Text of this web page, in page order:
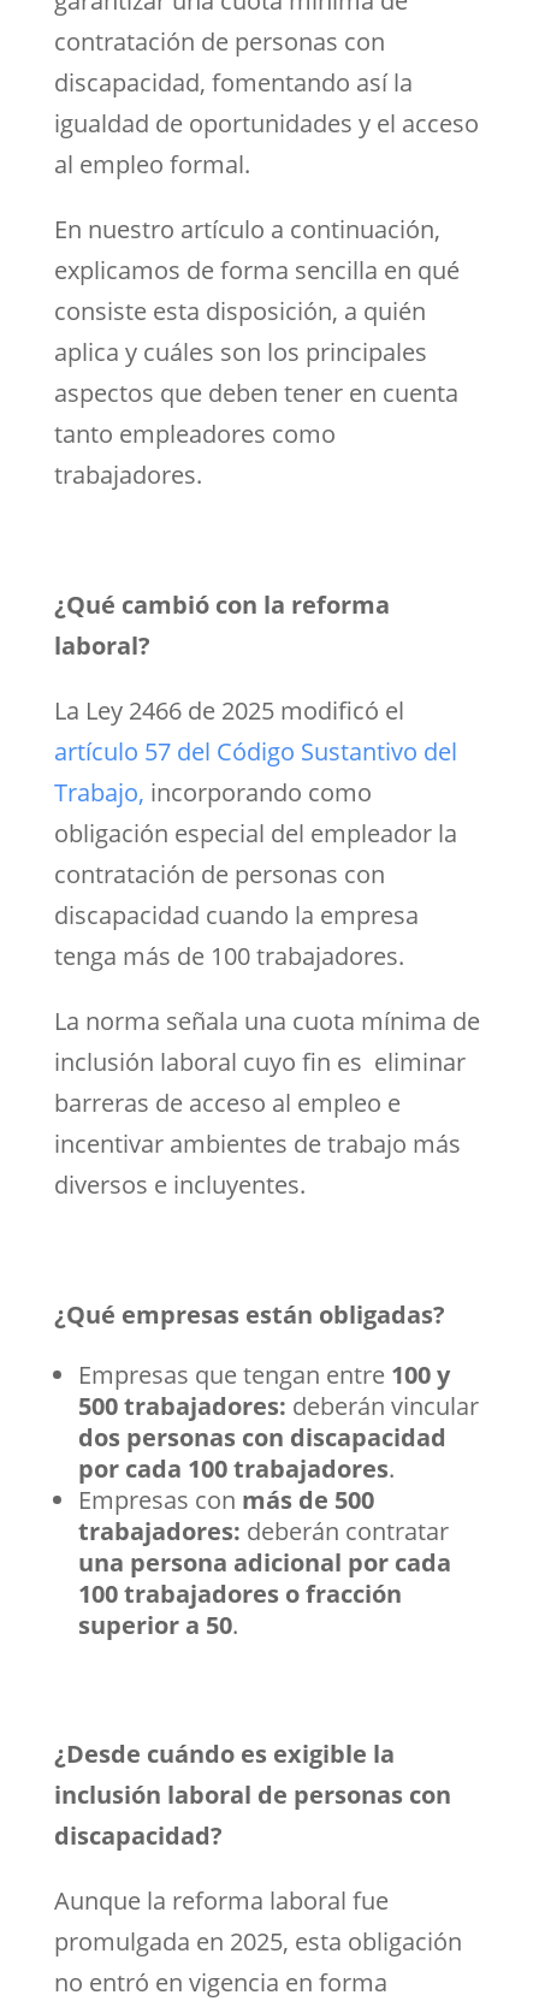
contratación de personas con
discapacidad, fomentando así la
igualdad de oportunidades y el acceso
al empleo formal.
En nuestro artículo a continuación,
explicamos de forma sencilla en qué
consiste esta disposición, a quién
aplica y cuáles son los principales
aspectos que deben tener en cuenta
tanto empleadores como
trabajadores.
¿Qué cambió con la reforma
laboral?
La Ley 2466 de 2025 modificó el
artículo 57 del Código Sustantivo del
Trabajo, incorporando como
obligación especial del empleador la
contratación de personas con
discapacidad cuando la empresa
tenga más de 100 trabajadores.
La norma señala una cuota mínima de
inclusión laboral cuyo fin es eliminar
barreras de acceso al empleo e
incentivar ambientes de trabajo más
diversos e incluyentes.
¿Qué empresas están obligadas?
Empresas que tengan entre 100 y
500 trabajadores: deberán vincular
dos personas con discapacidad
por cada 100 trabajadores.
Empresas con más de 500
trabajadores: deberán contratar
una persona adicional por cada
100 trabajadores o fracción
superior a 50.
¿Desde cuándo es exigible la
inclusión laboral de personas con
discapacidad?
Aunque la reforma laboral fue
promulgada en 2025, esta obligación
no entró en vigencia en forma